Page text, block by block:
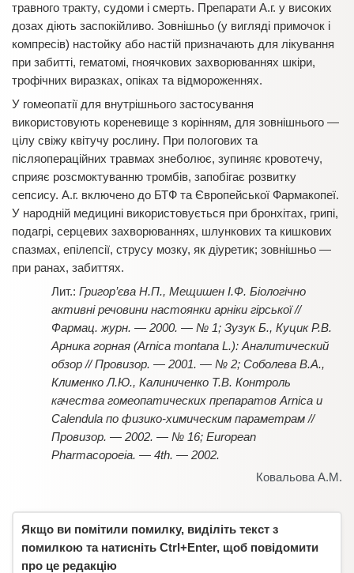
травного тракту, судоми і смерть. Препарати А.г. у високих
дозах діють заспокійливо. Зовнішньо (у вигляді примочок і
компресів) настойку або настій призначають для лікування
при забитті, гематомі, гноячкових захворюваннях шкіри,
трофічних виразках, опіках та відмороженнях.
У гомеопатії для внутрішнього застосування
використовують кореневище з корінням, для зовнішнього —
цілу свіжу квітучу рослину. При пологових та
післяопераційних травмах знеболює, зупиняє кровотечу,
сприяє розсмоктуванню тромбів, запобігає розвитку
сепсису. А.г. включено до БТФ та Європейської Фармакопеї.
У народній медицині використовується при бронхітах, грипі,
подагрі, серцевих захворюваннях, шлункових та кишкових
спазмах, епілепсії, струсу мозку, як діуретик; зовнішньо —
при ранах, забиттях.
Григор’єва Н.П., Мещишен І.Ф. Біологічно
активні речовини настоянки арніки гірської //
Фармац. журн. — 2000. — № 1; Зузук Б., Куцик Р.В.
Арника горная (Аrnica montana L.): Аналитический
обзор // Провизор. — 2001. — № 2; Соболева В.А.,
Клименко Л.Ю., Калиниченко Т.В. Контроль
качества гомеопатических препаратов Arnica и
Calendula по физико-химическим параметрам //
Провизор. — 2002. — № 16; European
Pharmacopoeia. — 4th. — 2002.
Ковальова А.М.
Якщо ви помітили помилку, виділіть текст з
помилкою та натисніть Ctrl+Enter, щоб повідомити
про це редакцію